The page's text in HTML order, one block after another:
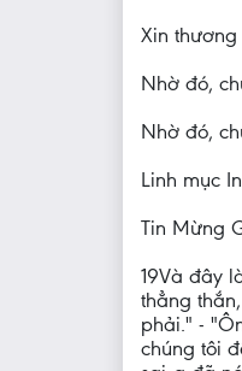
Xin
Nhờ đó,
Nhờ đó,
Linh mục
Tin Mừng
19Và đây
thẳng
phải." -
chúng tôi